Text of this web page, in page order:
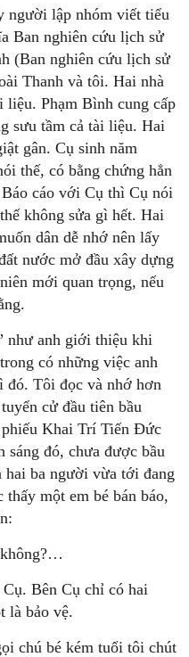
người lập nhóm viết tiểu
Ban nghiên cứu lịch sử
(Ban nghiên cứu lịch sử
Thanh và tôi. Hai nhà
liệu. Phạm Bình cung cấp
sưu tầm cả tài liệu. Hai
gân. Cụ sinh năm
thế, có bằng chứng hẳn
cáo với Cụ thì Cụ nói
không sửa gì hết. Hai
dân dễ nhớ nên lấy
nước mở đầu xây dựng
mới quan trọng, nếu
như anh giới thiệu khi
có những việc anh
đó. Tôi đọc và nhớ hơn
cử đầu tiên bầu
Khai Trí Tiến Đức
sáng đó, chưa được bầu
ba người vừa tới đang
thấy một em bé bán báo,
Bên Cụ chỉ có hai
là bảo vệ.
chú bé kém tuổi tôi chút